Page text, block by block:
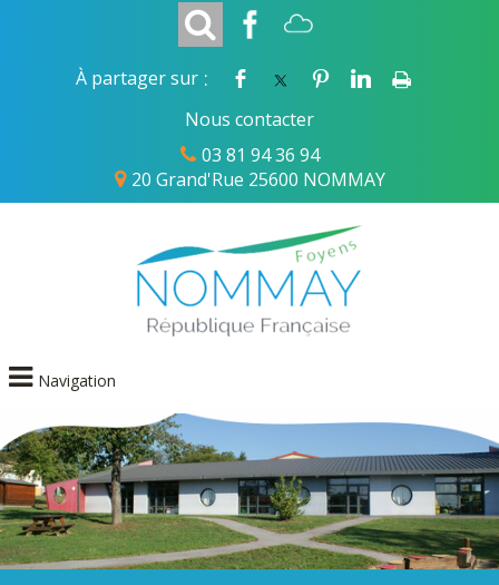
20 Grand'Rue 25600 NOMMAY
03 81 94 36 94
Nous contacter
À partager sur :
Navigation